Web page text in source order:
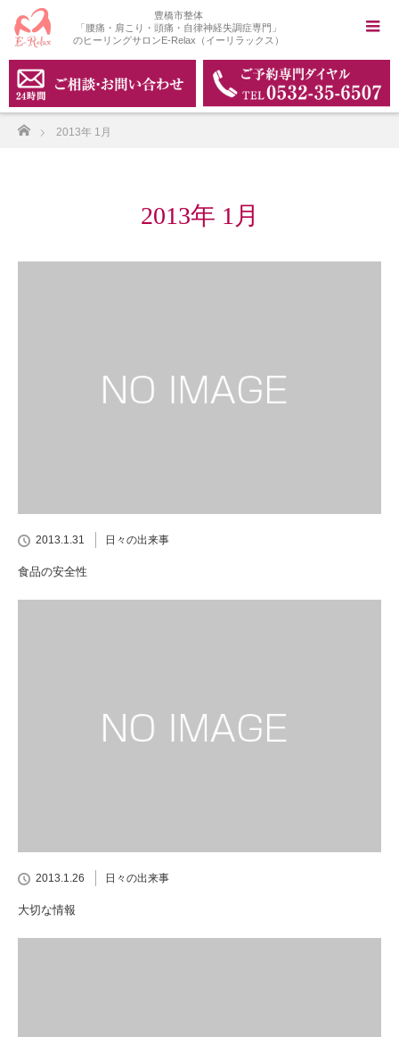
豊橋市整体
「腰痛・肩こり・頭痛・自律神経失調症専門」
のヒーリングサロンE-Relax（イーリラックス）
ホーム
2013年 1月
2013年 1月
2013.1.31 日々の出来事
食品の安全性
2013.1.26 日々の出来事
大切な情報